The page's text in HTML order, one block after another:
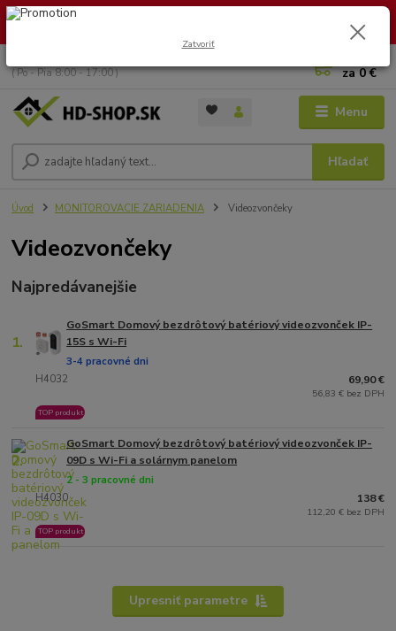
🏖️ DOVOLENKA 30.7.2026 – 9.8.2026 · Objednávky vybavíme po
Menu
Hľadať
( Po - Pia 8:00 - 17:00 )
za0 €
Úvod MONITOROVACIE ZARIADENIA Videozvončeky
Videozvončeky
Najpredávanejšie
1.
GoSmart Domový bezdrôtový batériový videozvonček IP-
15S s Wi-Fi
H4032
3-4 pracovné dni
TOP produkt
69,90 €
56,83 € bez DPH
2.
GoSmart Domový bezdrôtový batériový videozvonček IP-
09D s Wi-Fi a solárnym panelom
H4030
2 - 3 pracovné dni
TOP produkt
138 €
112,20 € bez DPH
Upresniť parametre
Zatvoriť